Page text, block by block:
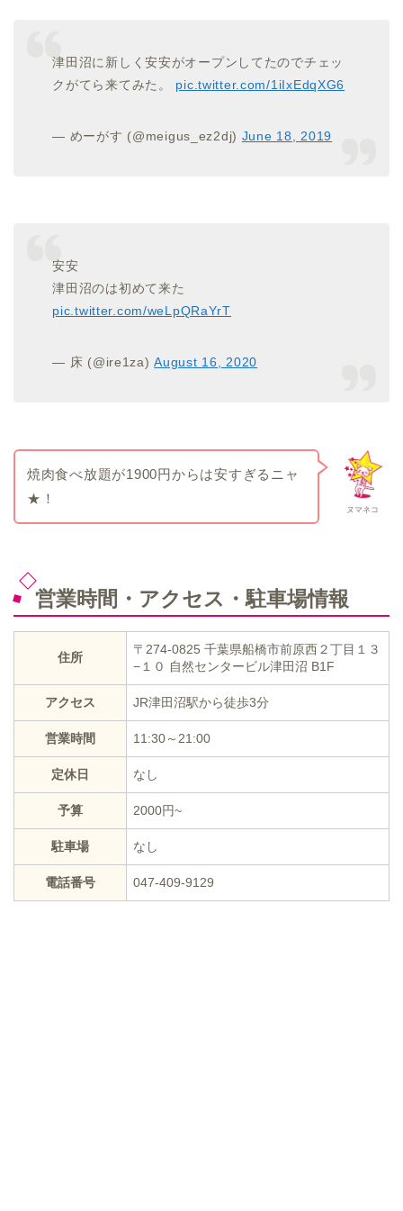
津田沼に新しく安安がオープンしてたのでチェッ
クがてら来てみた。 pic.twitter.com/1iIxEdqXG6
— めーがす (@meigus_ez2dj) June 18, 2019
安安
津田沼のは初めて来た
pic.twitter.com/weLpQRaYrT
— 床 (@ire1za)August 16, 2020
ヌマネコ
焼肉食べ放題が1900円からは安すぎるニャ
★！
営業時間・アクセス・駐車場情報
住所
〒274-0825 千葉県船橋市前原西２丁目１３
−１０ 自然センタービル津田沼 B1F
アクセス JR津田沼駅から徒歩3分
営業時間 11:30～21:00
定休日 なし
予算 2000円~
駐車場 なし
電話番号 047-409-9129